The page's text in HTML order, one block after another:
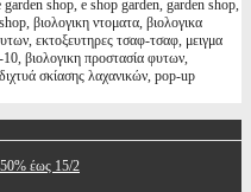
shop, e shop garden, garden shop,
βιολογικη ντοματα, βιολογικα
εκτοξευτηρες τσαφ-τσαφ, μειγμα
βιολογικη προστασία φυτων,
σκίασης λαχανικών, pop-up
50% έως 15/2